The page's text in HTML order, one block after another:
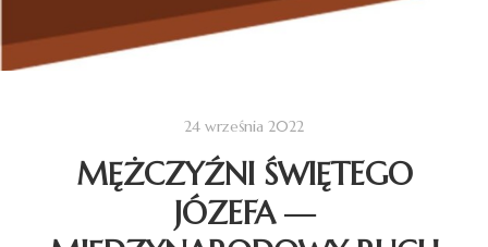
24 września 2022
MĘŻCZYŹNI ŚWIĘTEGO
JÓZEFA —